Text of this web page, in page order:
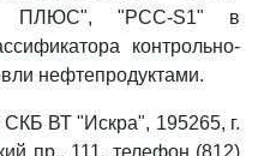
ПЛЮС", "PCC-S1" в
контрольно-
нефтепродуктами.
ВТ "Искра", 195265, г.
пр., 111, телефон (812)